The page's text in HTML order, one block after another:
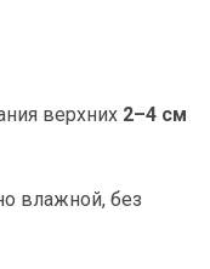
верхних 2–4 см
влажной, без